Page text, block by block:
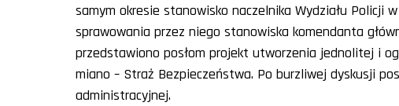
samym okresie stanowisko naczelnika Wydziału Policji
sprawowania przez niego stanowiska komendanta
przedstawiono posłom projekt utworzenia jednolitej i
miano – Straż Bezpieczeństwa. Po burzliwej dyskusji
administracyjnej.